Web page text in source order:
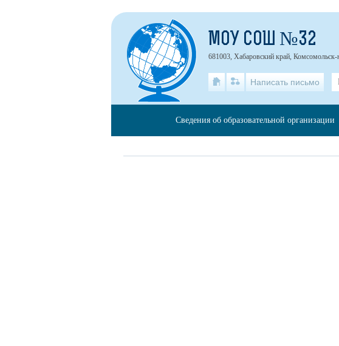
МОУ СОШ №32
681003, Хабаровский край,
Написать письмо
Сведения об образовательной организации